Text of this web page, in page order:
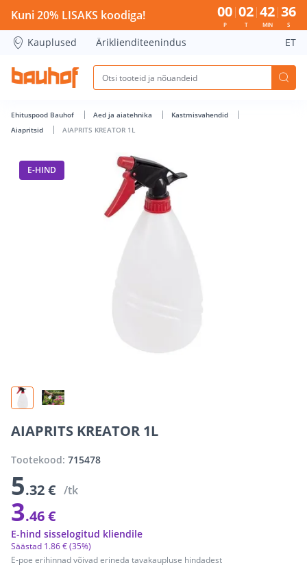
AIAPRITS KREATOR 1L - Bauhof has loaded
Kuni 20% LISAKS koodiga! 00
P
02
T
42
MIN
36
S
Kauplused Äriklienditeenindus ET
Ehituspood Bauhof Aed ja aiatehnika
Kastmisvahendid
Aiapritsid
AIAPRITS KREATOR 1L
E-HIND
AIAPRITS KREATOR 1L
Tootekood: 715478
5.32 € /tk
3.46 €
E-poe erihinnad võivad erineda tavakaupluse hindadest
Säästad 1.86 €(35%)
E-hind sisselogitud kliendile